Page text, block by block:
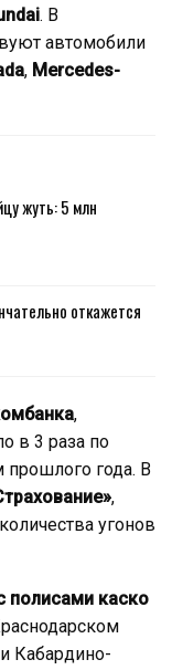
. В
автомобили
, Mercedes-
жуть: 5 млн
откажется
,
в 3 раза по
года. В
,
угонов
полисами каско
Кабардино-